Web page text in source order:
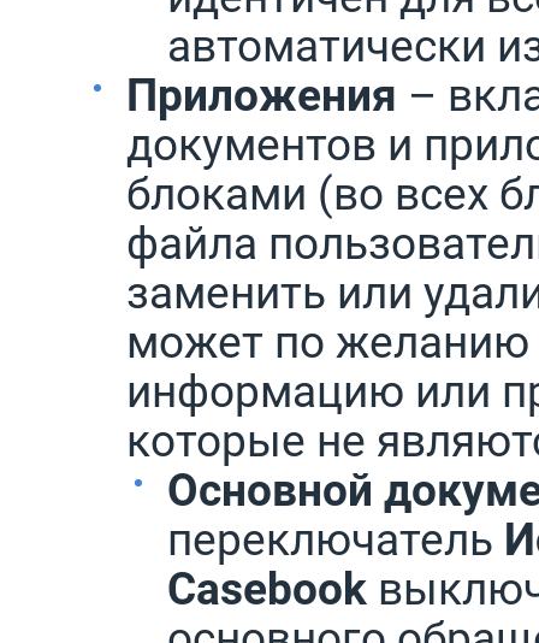
автоматически
Приложения –
документов и
блоками (во всех
файла
заменить или
может по желанию
информацию или
которые не
Основной
переключатель
Casebook